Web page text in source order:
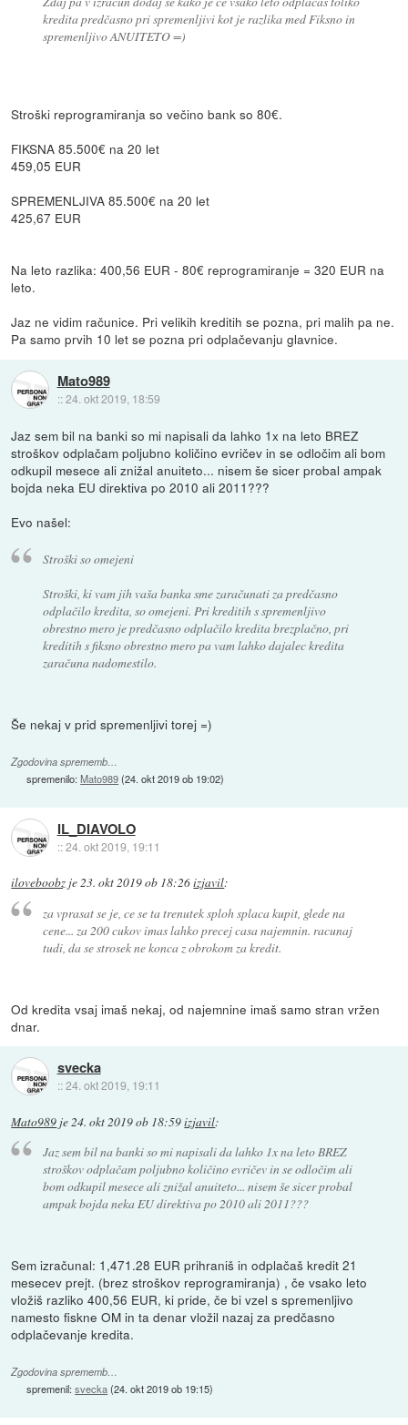
kredita predčasno pri spremenljivi kot je razlika med Fiksno in
spremenljivo ANUITETO =)
Stroški reprogramiranja so večino bank so 80€.
FIKSNA 85.500€ na 20 let
459,05 EUR
SPREMENLJIVA 85.500€ na 20 let
425,67 EUR
Na leto razlika: 400,56 EUR - 80€ reprogramiranje = 320 EUR na
leto.
Jaz ne vidim računice. Pri velikih kreditih se pozna, pri malih pa ne.
Pa samo prvih 10 let se pozna pri odplačevanju glavnice.
Mato989
::24. okt 2019, 18:59
Jaz sem bil na banki so mi napisali da lahko 1x na leto BREZ
stroškov odplačam poljubno količino evričev in se odločim ali bom
odkupil mesece ali znižal anuiteto... nisem še sicer probal ampak
bojda neka EU direktiva po 2010 ali 2011???
Evo našel:
Stroški so omejeni
Stroški, ki vam jih vaša banka sme zaračunati za predčasno
odplačilo kredita, so omejeni. Pri kreditih s spremenljivo
obrestno mero je predčasno odplačilo kredita brezplačno, pri
kreditih s fiksno obrestno mero pa vam lahko dajalec kredita
zaračuna nadomestilo.
Še nekaj v prid spremenljivi torej =)
Zgodovina sprememb…
spremenilo:Mato989(24. okt 2019 ob 19:02)
IL_DIAVOLO
::24. okt 2019, 19:11
iloveboobz je23. okt 2019 ob 18:26izjavil:
za vprasat se je, ce se ta trenutek sploh splaca kupit, glede na
cene... za 200 cukov imas lahko precej casa najemnin. racunaj
tudi, da se strosek ne konca z obrokom za kredit.
Od kredita vsaj imaš nekaj, od najemnine imaš samo stran vržen
dnar.
svecka
::24. okt 2019, 19:11
Mato989 je24. okt 2019 ob 18:59izjavil:
Jaz sem bil na banki so mi napisali da lahko 1x na leto BREZ
stroškov odplačam poljubno količino evričev in se odločim ali
bom odkupil mesece ali znižal anuiteto... nisem še sicer probal
ampak bojda neka EU direktiva po 2010 ali 2011???
Sem izračunal: 1,471.28 EUR prihraniš in odplačaš kredit 21
mesecev prejt. (brez stroškov reprogramiranja) , če vsako leto
vložiš razliko 400,56 EUR, ki pride, če bi vzel s spremenljivo
namesto fiskne OM in ta denar vložil nazaj za predčasno
odplačevanje kredita.
Zgodovina sprememb…
spremenil:svecka(24. okt 2019 ob 19:15)